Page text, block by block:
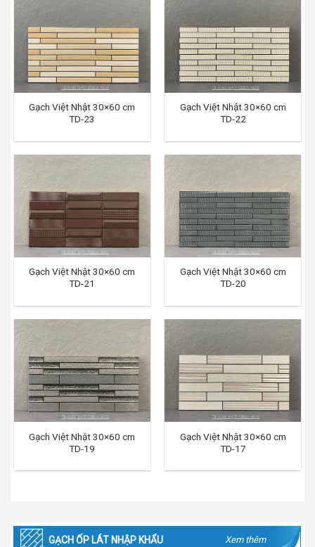
Gạch Việt Nhật 30×60 cm
TD-23
Gạch Việt Nhật 30×60 cm
TD-22
Gạch Việt Nhật 30×60 cm
TD-21
Gạch Việt Nhật 30×60 cm
TD-20
Gạch Việt Nhật 30×60 cm
TD-19
Gạch Việt Nhật 30×60 cm
TD-17
GẠCH ỐP LÁT NHẬP KHẨU Xem thêm